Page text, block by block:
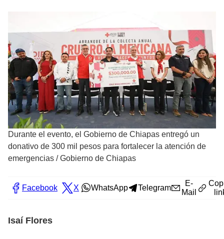
Durante el evento, el Gobierno de Chiapas entregó un
donativo de 300 mil pesos para fortalecer la atención de
emergencias /Gobierno de Chiapas
Facebook X WhatsApp Telegram
E-
Mail
Isaí Flores